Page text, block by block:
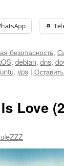
безопасность,
, debian, dns,
, vps |
Love